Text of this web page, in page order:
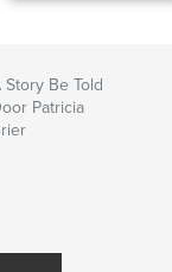
Story Be Told
Patricia